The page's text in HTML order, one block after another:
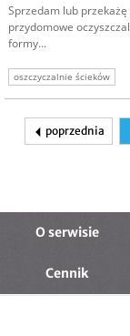
Sprzedam lub
przydomowe
formy...
oszczyczalnie ścieków
poprzednia
O serwisie
Cennik